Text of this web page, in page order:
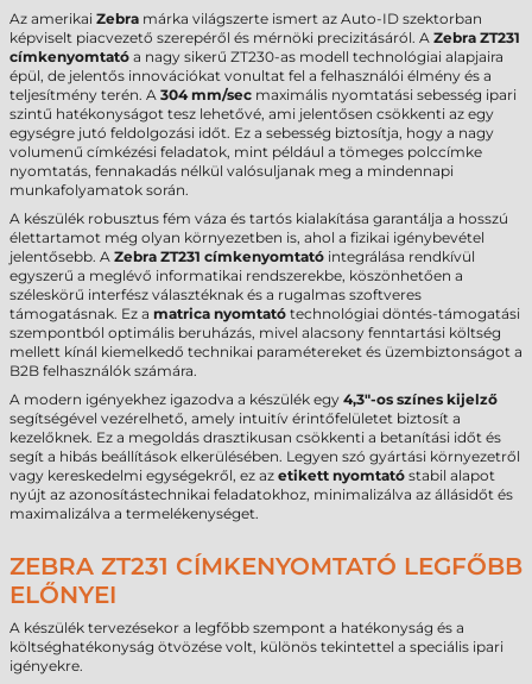
Az amerikai Zebra márka világszerte ismert az Auto-ID szektorban
képviselt piacvezető szerepéről és mérnöki precizitásáról. A Zebra ZT231
címkenyomtató a nagy sikerű ZT230-as modell technológiai alapjaira
épül, de jelentős innovációkat vonultat fel a felhasználói élmény és a
teljesítmény terén. A 304 mm/sec maximális nyomtatási sebesség ipari
szintű hatékonyságot tesz lehetővé, ami jelentősen csökkenti az egy
egységre jutó feldolgozási időt. Ez a sebesség biztosítja, hogy a nagy
volumenű címkézési feladatok, mint például a tömeges polccímke
nyomtatás, fennakadás nélkül valósuljanak meg a mindennapi
munkafolyamatok során.
A készülék robusztus fém váza és tartós kialakítása garantálja a hosszú
élettartamot még olyan környezetben is, ahol a fizikai igénybevétel
jelentősebb. A Zebra ZT231 címkenyomtató integrálása rendkívül
egyszerű a meglévő informatikai rendszerekbe, köszönhetően a
széleskörű interfész választéknak és a rugalmas szoftveres
támogatásnak. Ez a matrica nyomtató technológiai döntés-támogatási
szempontból optimális beruházás, mivel alacsony fenntartási költség
mellett kínál kiemelkedő technikai paramétereket és üzembiztonságot a
B2B felhasználók számára.
A modern igényekhez igazodva a készülék egy 4,3"-os színes kijelző
segítségével vezérelhető, amely intuitív érintőfelületet biztosít a
kezelőknek. Ez a megoldás drasztikusan csökkenti a betanítási időt és
segít a hibás beállítások elkerülésében. Legyen szó gyártási környezetről
vagy kereskedelmi egységekről, ez az etikett nyomtató stabil alapot
nyújt az azonosítástechnikai feladatokhoz, minimalizálva az állásidőt és
maximalizálva a termelékenységet.
ZEBRA ZT231 CÍMKENYOMTATÓ LEGFŐBB
ELŐNYEI
A készülék tervezésekor a legfőbb szempont a hatékonyság és a
költséghatékonyság ötvözése volt, különös tekintettel a speciális ipari
igényekre.